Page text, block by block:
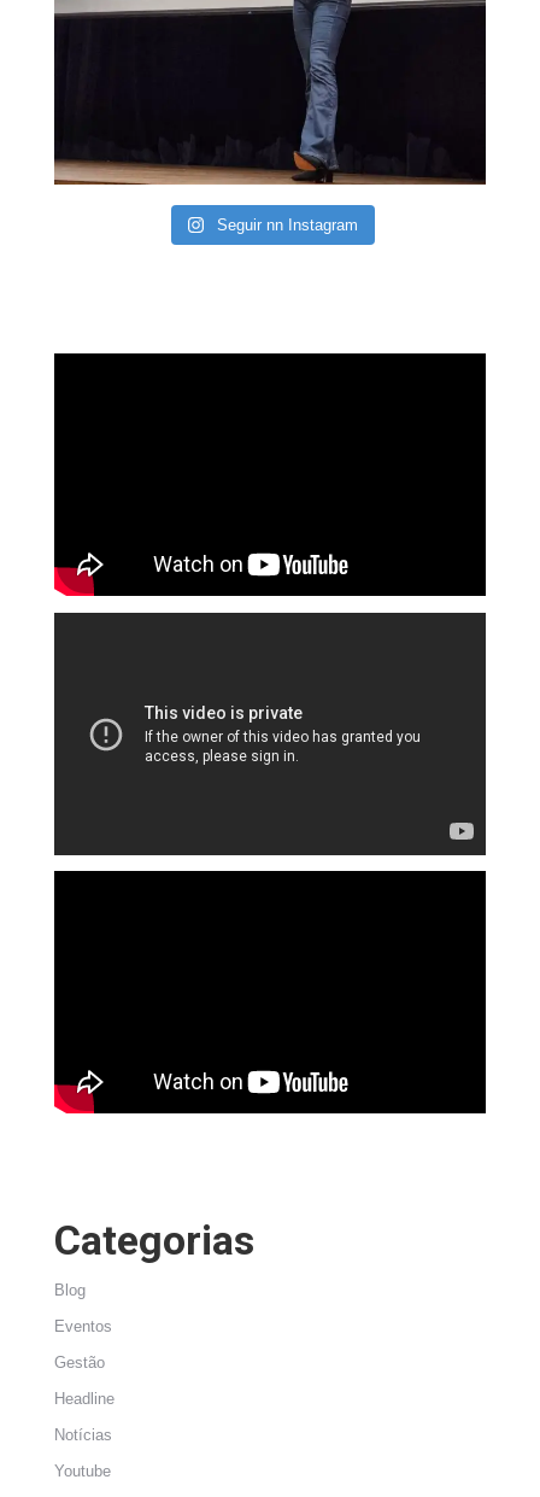
Seguir nn Instagram
Categorias
Blog
Eventos
Gestão
Headline
Notícias
Youtube